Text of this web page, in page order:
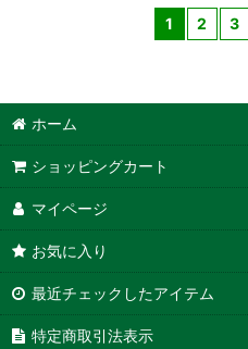
1 2 3
ホーム
ショッピングカート
マイページ
お気に入り
最近チェックしたアイテム
特定商取引法表示